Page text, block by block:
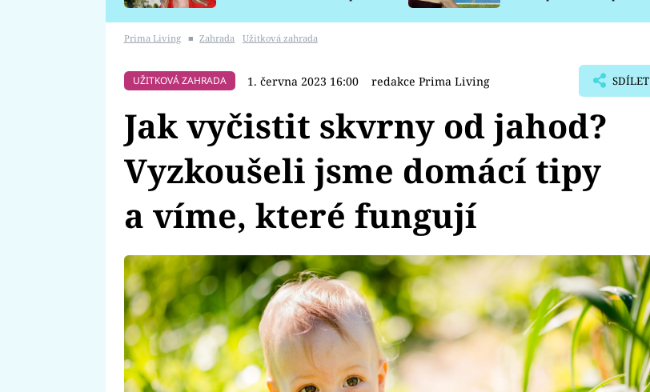
Prima Living ■ Zahrada Užitková zahrada
UŽITKOVÁ ZAHRADA 1. června 2023 16:00 redakce Prima Living SDÍLET
Jak vyčistit skvrny od jahod?
Vyzkoušeli jsme domácí tipy
a víme, které fungují